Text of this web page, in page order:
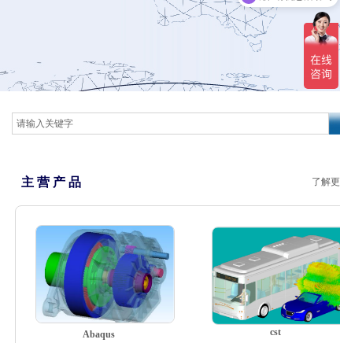
主 营 产 品 了解
cst
Abaqus